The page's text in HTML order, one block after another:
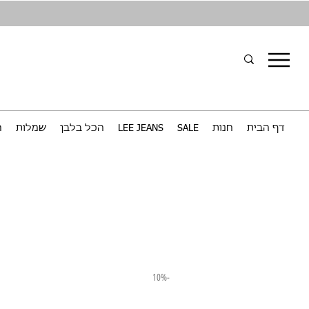
דף הבית חנות SALE
LEE JEANS הכל בלבן שמלות
-10%